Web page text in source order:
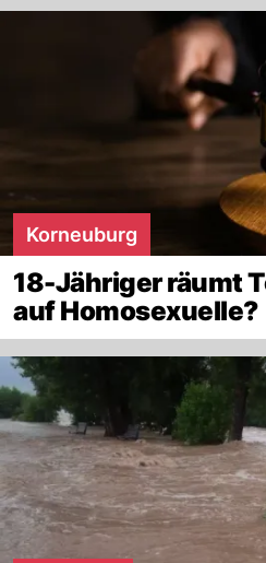
Korneuburg
18-Jähriger räumt
auf Homosexuelle?